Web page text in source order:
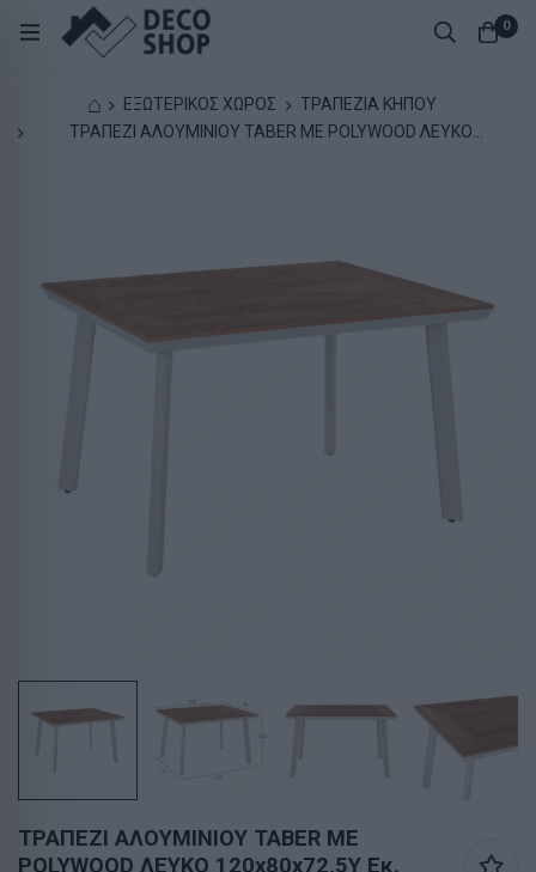
0
⌂ ΕΞΩΤΕΡΙΚΟΣ ΧΩΡΟΣ
ΤΡΑΠΕΖΙΑ ΚΗΠΟΥ
ΤΡΑΠΕΖΙ ΑΛΟΥΜΙΝΙΟΥ TABER ΜΕ POLYWOOD ΛΕΥΚΟ
ΤΡΑΠΕΖΙ ΑΛΟΥΜΙΝΙΟΥ TABER ΜΕ
POLYWOOD ΛΕΥΚΟ 120x80x72,5Υ Εκ.